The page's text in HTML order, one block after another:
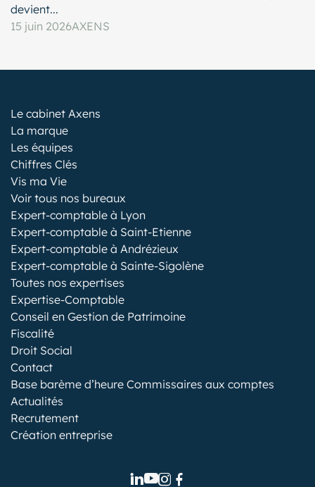
devient...
15 juin 2026AXENS
Le cabinet Axens
La marque
Les équipes
Chiffres Clés
Vis ma Vie
Voir tous nos bureaux
Expert-comptable à Lyon
Expert-comptable à Saint-Etienne
Expert-comptable à Andrézieux
Expert-comptable à Sainte-Sigolène
Toutes nos expertises
Expertise-Comptable
Conseil en Gestion de Patrimoine
Fiscalité
Droit Social
Contact
Base barème d’heure Commissaires aux comptes
Actualités
Recrutement
Création entreprise